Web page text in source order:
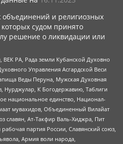
и религиозных
судом принято
решение о ликвидации или
ВЕК РА, Рада земли Кубанской Духовно
Управления Асгардской Веси
Веды Перуна, Мужская Духовная
Нурджулар, К Богодержавию, Таблиги
национальное единство, Национал-
мувахидов, Объединенный Вилайат
славян, Ат-Такфир Валь-Хиджра, Пит
партия России, Славянский союз,
Армия воли народа,